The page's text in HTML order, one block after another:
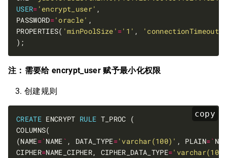
USER= 'encrypt_user'
PASSWORD='oracle'
PROPERTIES( 'minPoolSize' ='1' ,
注：需要给 encrypt_user 赋予最小化权限
创建规则
copy
CREATE ENCRYPT RULE
(NAME=`NAME ` , DATA_TYPE='varchar(100)' , PLAIN=`
CIPHER=NAME_CIPHER, CIPHER_DATA_TYPE=